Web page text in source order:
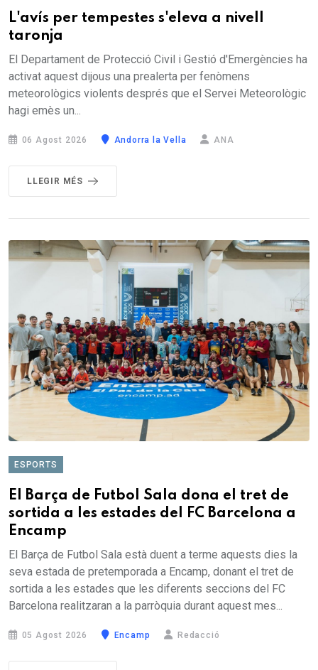
L'avís per tempestes s'eleva a nivell
taronja
El Departament de Protecció Civil i Gestió d'Emergències ha
activat aquest dijous una prealerta per fenòmens
meteorològics violents després que el Servei Meteorològic
hagi emès un...
06 Agost 2026 Andorra la Vella ANA
LLEGIR MÉS
ESPORTS
El Barça de Futbol Sala dona el tret de
sortida a les estades del FC Barcelona a
Encamp
El Barça de Futbol Sala està duent a terme aquests dies la
seva estada de pretemporada a Encamp, donant el tret de
sortida a les estades que les diferents seccions del FC
Barcelona realitzaran a la parròquia durant aquest mes...
05 Agost 2026 Encamp Redacció